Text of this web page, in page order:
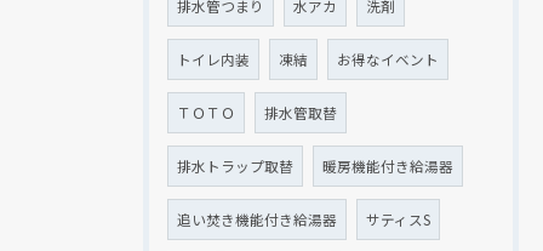
排水管つまり 水アカ 洗剤
トイレ内装 凍結 お得なイベント
ＴＯＴＯ 排水管取替
排水トラップ取替 暖房機能付き給湯器
追い焚き機能付き給湯器 サティスS